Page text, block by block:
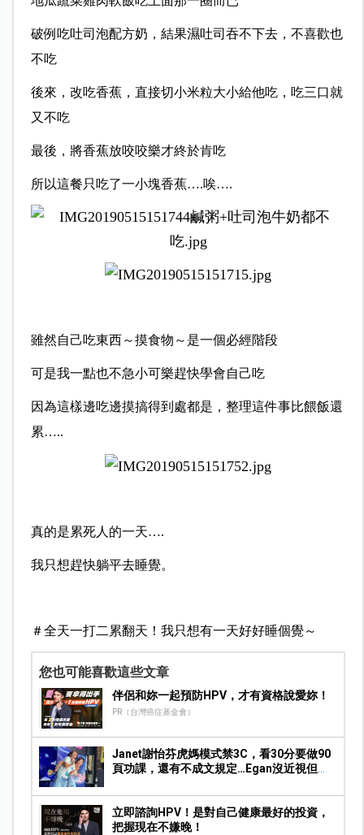
破例吃吐司泡配方奶，結果濕吐司吞不下去，不喜歡也
不吃
後來，改吃香蕉，直接切小米粒大小給他吃，吃三口就
又不吃
最後，將香蕉放咬咬樂才終於肯吃
所以這餐只吃了一小塊香蕉….唉….
雖然自己吃東西～摸食物～是一個必經階段
可是我一點也不急小可樂趕快學會自己吃
因為這樣邊吃邊摸搞得到處都是，整理這件事比餵飯還
累…..
真的是累死人的一天….
我只想趕快躺平去睡覺。
＃全天一打二累翻天！我只想有一天好好睡個覺～
您也可能喜歡這些文章
伴侶和妳一起預防HPV，才有資格說愛妳！
PR（台灣癌症基金會）
Janet謝怡芬虎媽模式禁3C，看30分要做90
頁功課，還有不成文規定…Egan沒近視但求
立即諮詢HPV！是對自己健康最好的投資，
把握現在不嫌晚！